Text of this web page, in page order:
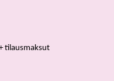
tilausmaksut